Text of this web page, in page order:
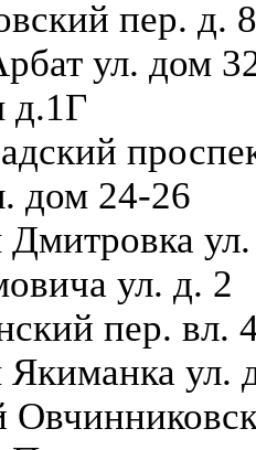
пер. д. 8
ул. дом
д.1Г
дом 24-26
ул. д. 2
пер. вл.
ул.